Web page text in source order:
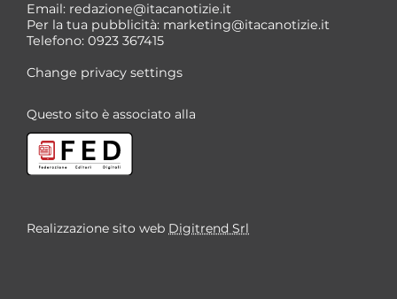
*
Email: redazione@itacanotizie.it
Per la tua pubblicità: marketing@itacanotizie.it
Telefono: 0923 367415
Change privacy settings
Questo sito è associato alla
Realizzazione sito web Digitrend Srl